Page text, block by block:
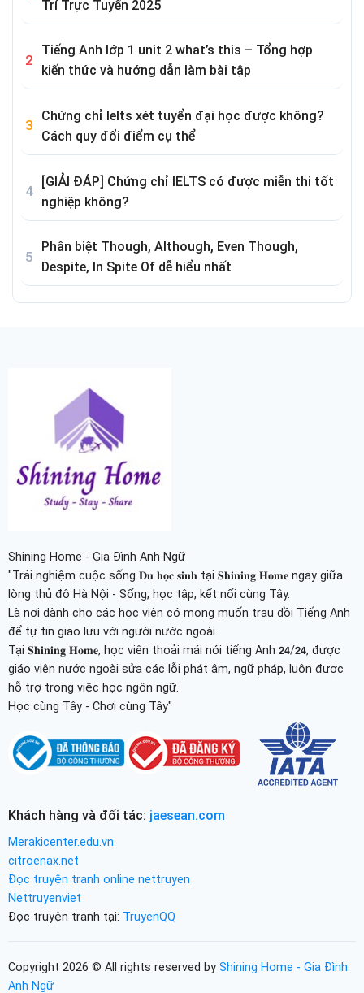
Trí Trực Tuyến 2025
Tiếng Anh lớp 1 unit 2 what’s this – Tổng hợp
kiến thức và hướng dẫn làm bài tập
Chứng chỉ Ielts xét tuyển đại học được không?
Cách quy đổi điểm cụ thể
[GIẢI ĐÁP] Chứng chỉ IELTS có được miễn thi tốt
nghiệp không?
Phân biệt Though, Although, Even Though,
Despite, In Spite Of dễ hiểu nhất
Shining Home - Gia Đình Anh Ngữ
"Trải nghiệm cuộc sống 𝐃𝐮 𝐡𝐨̣𝐜 𝐬𝐢𝐧𝐡 tại 𝐒𝐡𝐢𝐧𝐢𝐧𝐠 𝐇𝐨𝐦𝐞 ngay giữa
lòng thủ đô Hà Nội - Sống, học tập, kết nối cùng Tây.
Là nơi dành cho các học viên có mong muốn trau dồi Tiếng Anh
để tự tin giao lưu với người nước ngoài.
Tại 𝐒𝐡𝐢𝐧𝐢𝐧𝐠 𝐇𝐨𝐦𝐞, học viên thoải mái nói tiếng Anh 𝟮𝟰/𝟮𝟰, được
giáo viên nước ngoài sửa các lỗi phát âm, ngữ pháp, luôn được
hỗ trợ trong việc học ngôn ngữ.
Học cùng Tây - Chơi cùng Tây"
Khách hàng và đối tác: jaesean.com
Merakicenter.edu.vn
citroenax.net
Đọc truyện tranh online nettruyen
Nettruyenviet
Đọc truyện tranh tại: TruyenQQ
Copyright 2026 © All rights reserved by Shining Home - Gia Đình
Anh Ngữ